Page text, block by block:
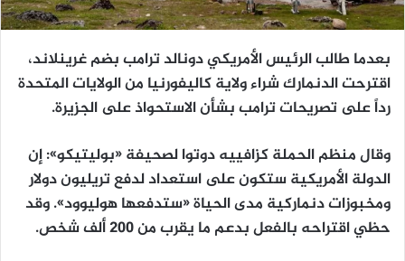
بعدما طالب الرئيس الأمريكي دونالد ترامب بضم غرينلاند،
اقترحت الدنمارك شراء ولاية كاليفورنيا من الولايات المتحدة
رداً على تصريحات ترامب بشأن الاستحواذ على الجزيرة.
وقال منظم الحملة كزافييه دوتوا لصحيفة «بوليتيكو»: إن
الدولة الأمريكية ستكون على استعداد لدفع تريليون دولار
ومخبوزات دنماركية مدى الحياة «ستدفعها هوليوود». وقد
حظي اقتراحه بالفعل بدعم ما يقرب من 200 ألف شخص.